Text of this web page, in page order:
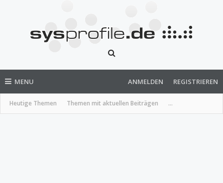
MENU
Heutige Themen Themen mit aktuellen Beiträgen ...
ANMELDEN REGISTRIEREN